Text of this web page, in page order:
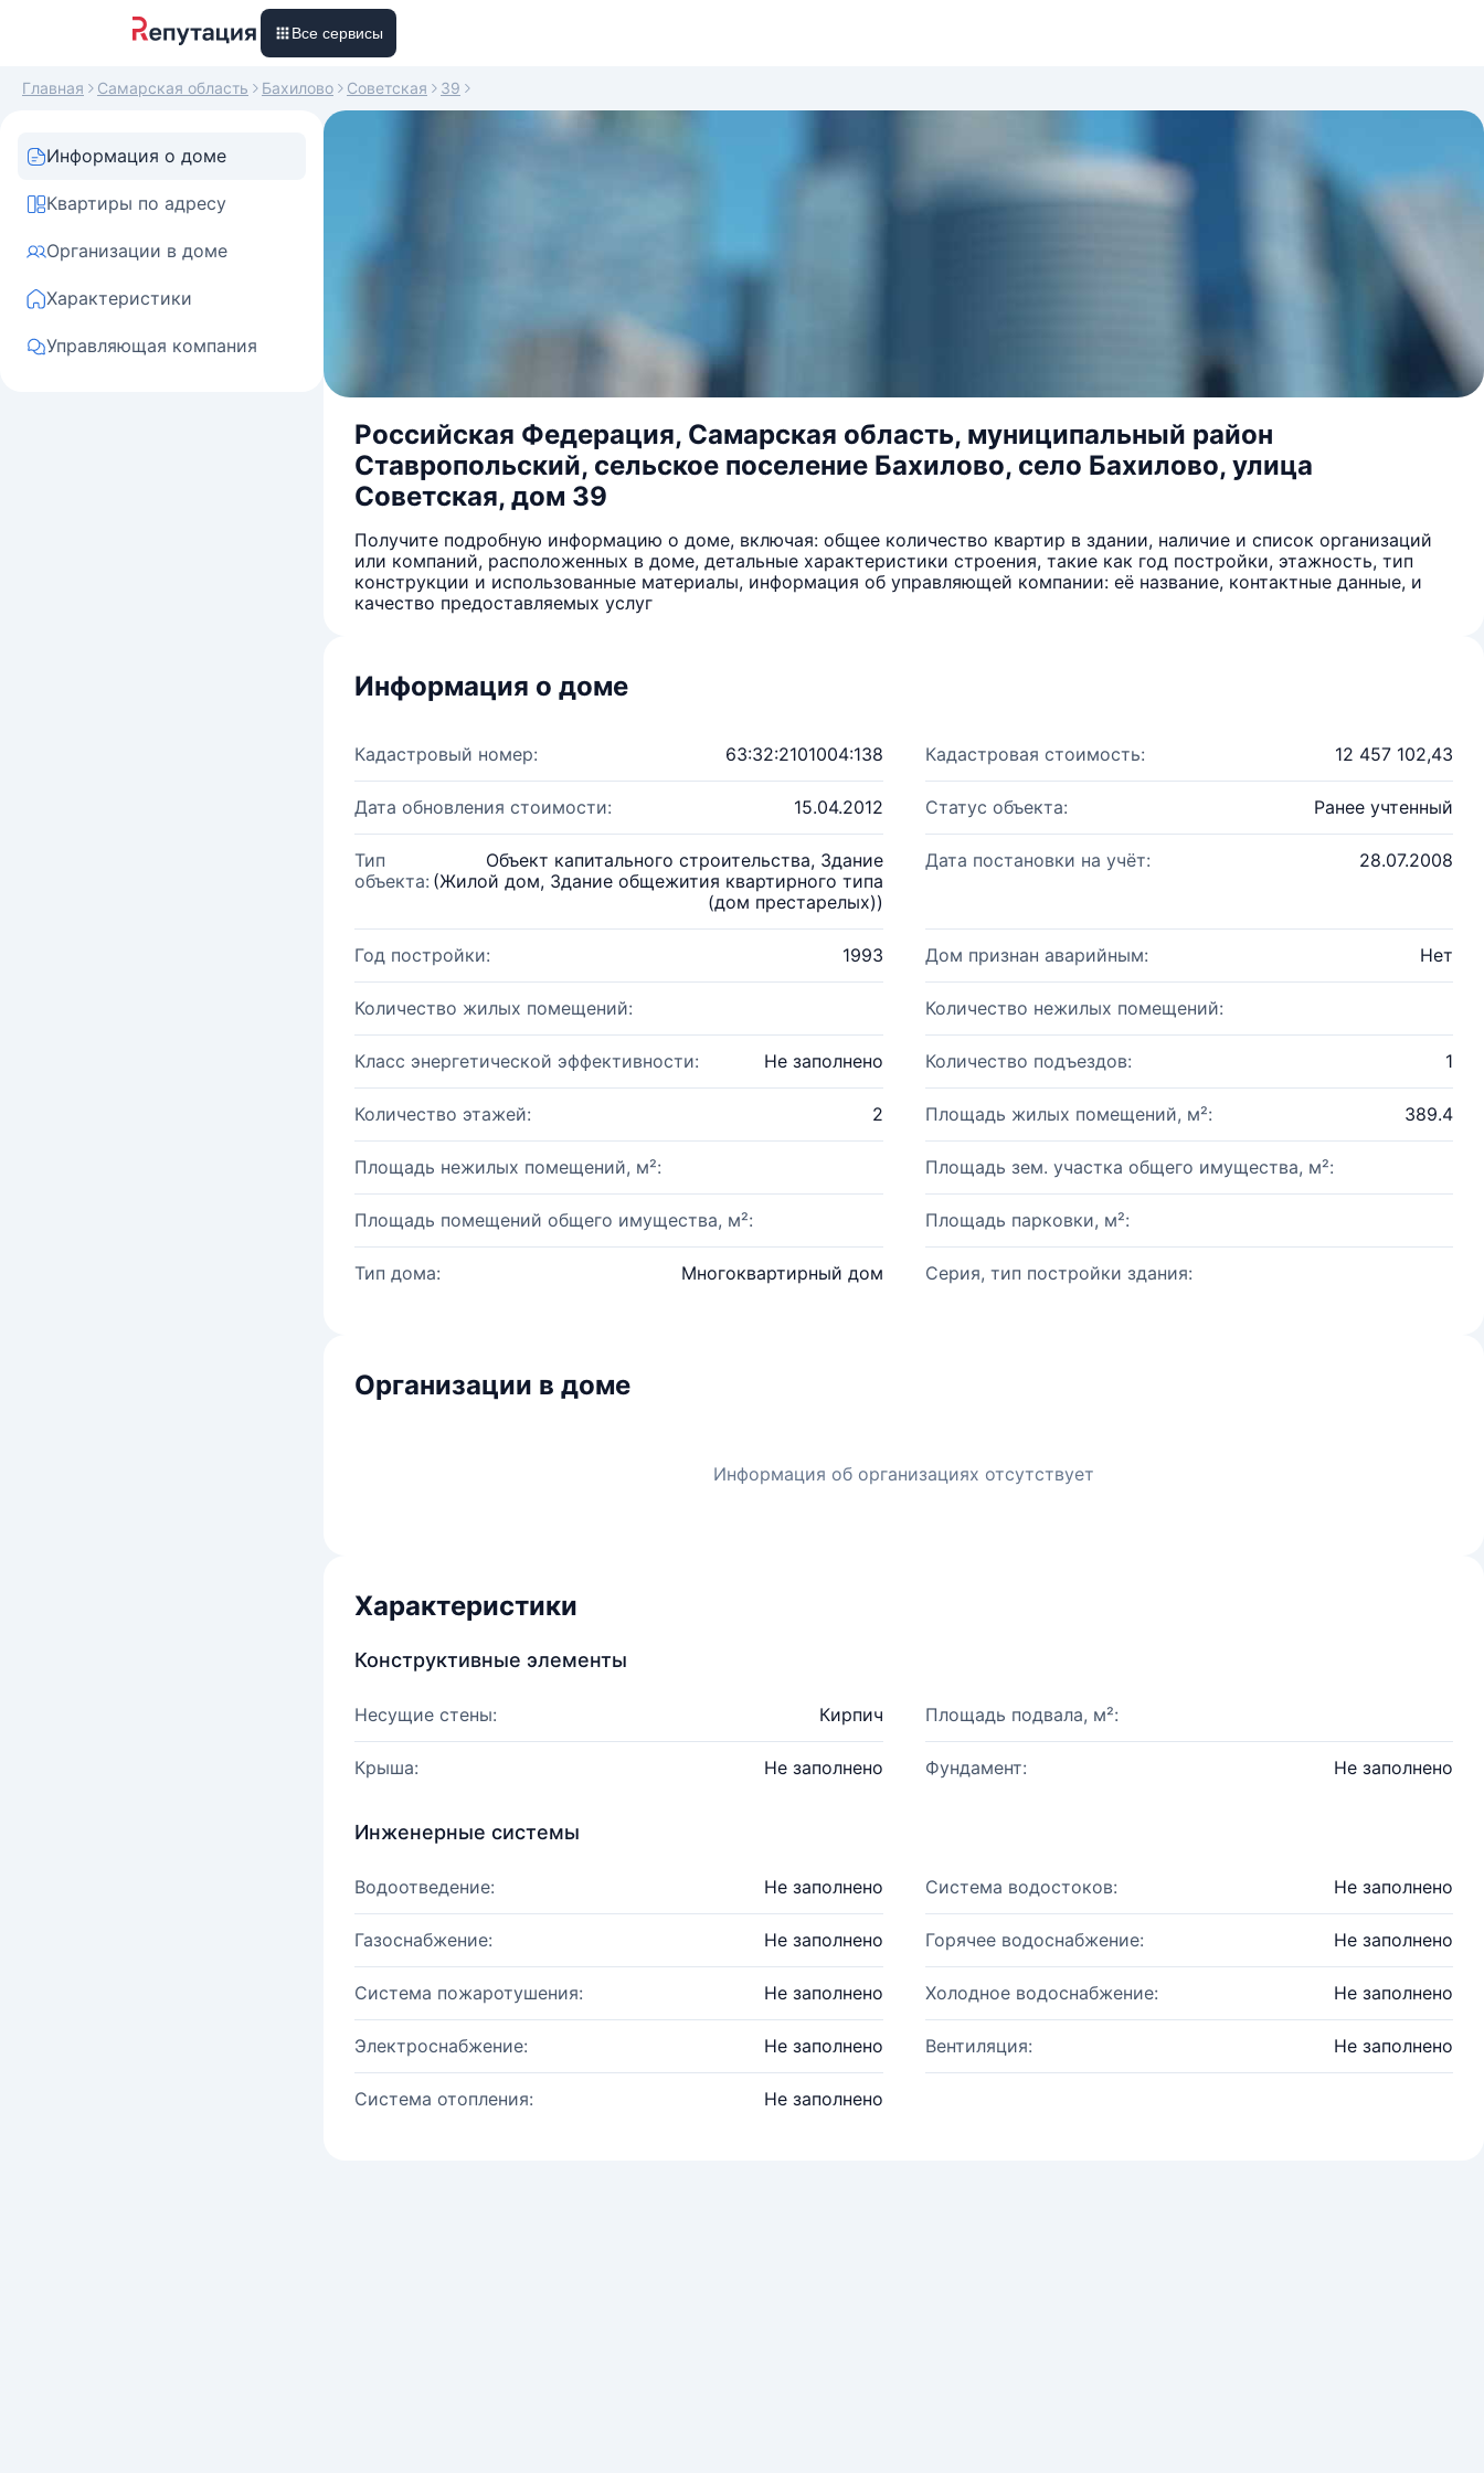
Все сервисы
Главная Самарская область Бахилово Советская 39
Информация о доме
Квартиры по адресу
Организации в доме
Характеристики
Управляющая компания
Российская Федерация, Самарская область, муниципальный район
Ставропольский, сельское поселение Бахилово, село Бахилово, улица
Советская, дом 39
Получите подробную информацию о доме, включая: общее количество квартир в здании, наличие и список организаций
или компаний, расположенных в доме, детальные характеристики строения, такие как год постройки, этажность, тип
конструкции и использованные материалы, информация об управляющей компании: её название, контактные данные, и
качество предоставляемых услуг
Информация о доме
Кадастровый номер: 63:32:2101004:138 Кадастровая стоимость: 12 457 102,43
Дата обновления стоимости: 15.04.2012 Статус объекта: Ранее учтенный
Тип
объекта:
Объект капитального строительства, Здание
(Жилой дом, Здание общежития квартирного типа
(дом престарелых))
Дата постановки на учёт: 28.07.2008
Год постройки: 1993 Дом признан аварийным: Нет
Количество жилых помещений: Количество нежилых помещений:
Класс энергетической эффективности: Не заполнено Количество подъездов: 1
Количество этажей: 2 Площадь жилых помещений, м²: 389.4
Площадь нежилых помещений, м²: Площадь зем. участка общего имущества, м²:
Площадь помещений общего имущества, м²: Площадь парковки, м²:
Тип дома: Многоквартирный дом Серия, тип постройки здания:
Организации в доме
Информация об организациях отсутствует
Характеристики
Конструктивные элементы
Несущие стены: Кирпич Площадь подвала, м²:
Крыша: Не заполнено Фундамент: Не заполнено
Инженерные системы
Водоотведение: Не заполнено Система водостоков: Не заполнено
Газоснабжение: Не заполнено Горячее водоснабжение: Не заполнено
Система пожаротушения: Не заполнено Холодное водоснабжение: Не заполнено
Электроснабжение: Не заполнено Вентиляция: Не заполнено
Система отопления: Не заполнено